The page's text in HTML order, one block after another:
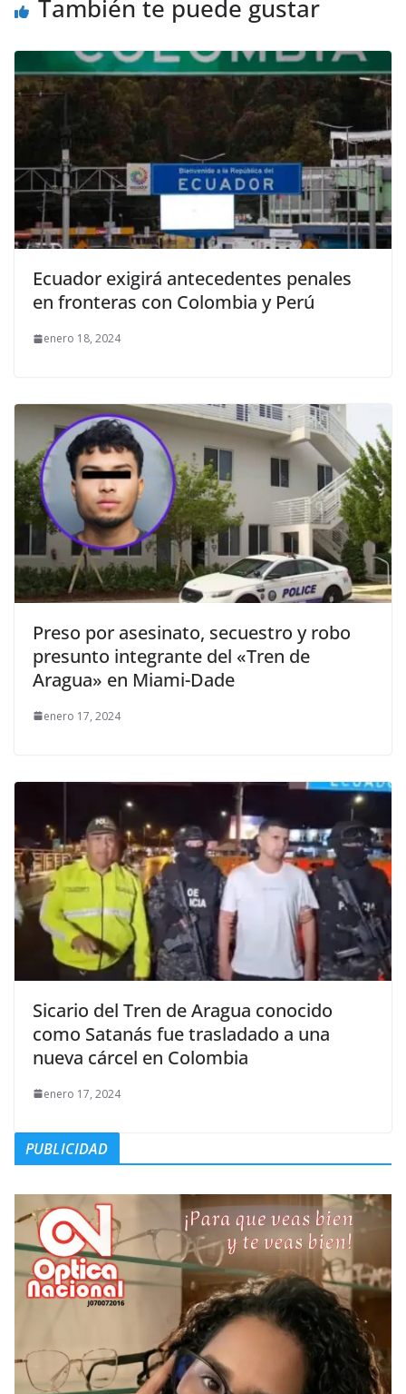
También te puede gustar
Ecuador exigirá antecedentes penales
en fronteras con Colombia y Perú
enero 18, 2024
Preso por asesinato, secuestro y robo
presunto integrante del «Tren de
Aragua» en Miami-Dade
enero 17, 2024
Sicario del Tren de Aragua conocido
como Satanás fue trasladado a una
nueva cárcel en Colombia
enero 17, 2024
PUBLICIDAD